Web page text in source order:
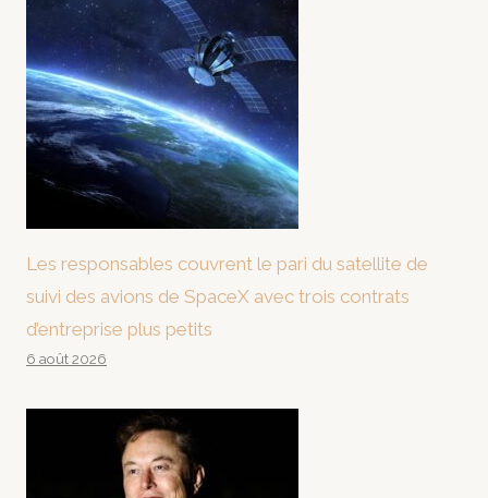
Les responsables couvrent le pari du satellite de
suivi des avions de SpaceX avec trois contrats
d’entreprise plus petits
6 août 2026